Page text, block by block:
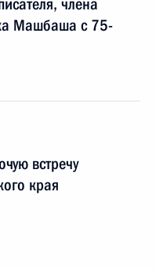
члена
Машбаша с 75-
встречу
края